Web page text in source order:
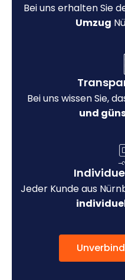
Bei uns erhalten Sie
Umzug
Bei uns wissen Sie,
und
Jeder Kunde aus